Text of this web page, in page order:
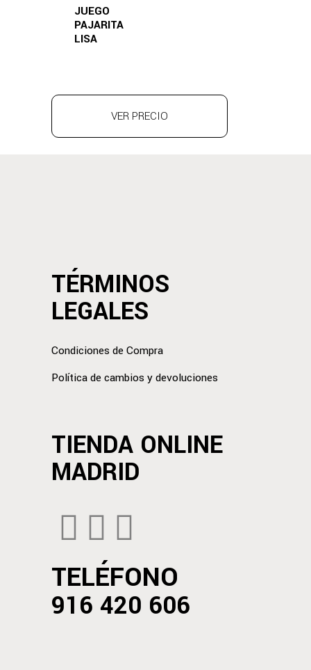
JUEGO
PAJARITA
LISA
VER PRECIO
TÉRMINOS
LEGALES
Condiciones de Compra
Política de cambios y devoluciones
TIENDA ONLINE
MADRID
TELÉFONO
916 420 606